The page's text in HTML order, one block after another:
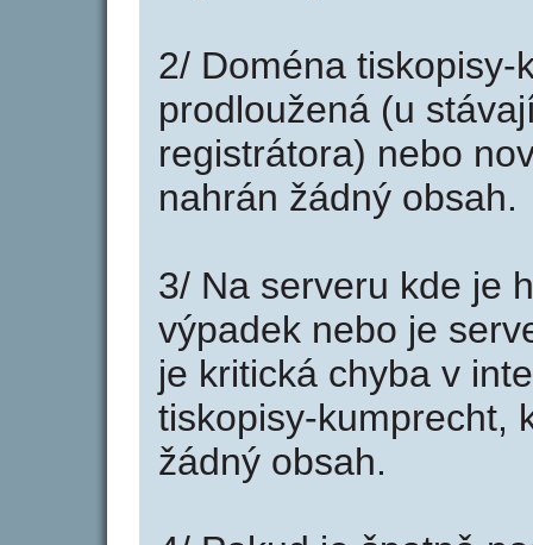
2/ Doména
prodloužená (u
registrátora) nebo
nahrán žádný obsah.
3/ Na serveru kde je
výpadek nebo je
je kritická chyba v
tiskopisy-kumprecht,
žádný obsah.